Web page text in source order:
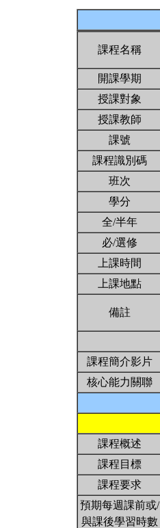
課程名稱
開課學期
授課對象
授課教師
課號
課程識別碼
班次
學分
全/半年
必/選修
上課時間
上課地點
備註
課程簡介影片
核心能力關聯
課程概述
課程目標
課程要求
預期每週課前或/
與課後學習時數